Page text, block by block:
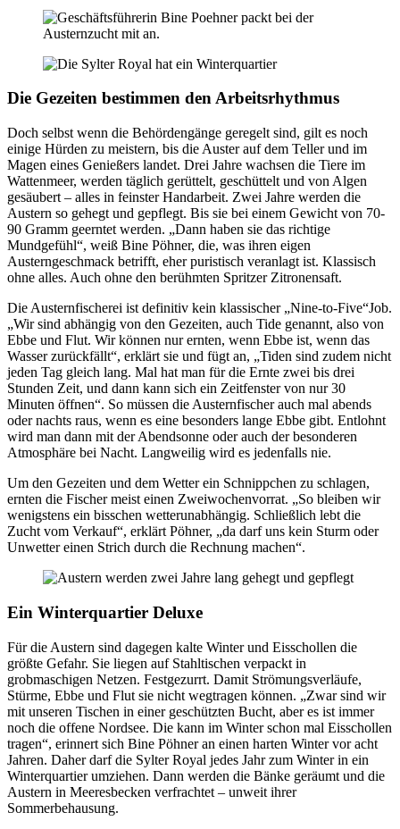
Die Gezeiten bestimmen den Arbeitsrhythmus
Doch selbst wenn die Behördengänge geregelt sind, gilt es noch
einige Hürden zu meistern, bis die Auster auf dem Teller und im
Magen eines Genießers landet. Drei Jahre wachsen die Tiere im
Wattenmeer, werden täglich gerüttelt, geschüttelt und von Algen
gesäubert – alles in feinster Handarbeit. Zwei Jahre werden die
Austern so gehegt und gepflegt. Bis sie bei einem Gewicht von 70-
90 Gramm geerntet werden. „Dann haben sie das richtige
Mundgefühl“, weiß Bine Pöhner, die, was ihren eigen
Austerngeschmack betrifft, eher puristisch veranlagt ist. Klassisch
ohne alles. Auch ohne den berühmten Spritzer Zitronensaft.
Die Austernfischerei ist definitiv kein klassischer „Nine-to-Five“Job.
„Wir sind abhängig von den Gezeiten, auch Tide genannt, also von
Ebbe und Flut. Wir können nur ernten, wenn Ebbe ist, wenn das
Wasser zurückfällt“, erklärt sie und fügt an, „Tiden sind zudem nicht
jeden Tag gleich lang. Mal hat man für die Ernte zwei bis drei
Stunden Zeit, und dann kann sich ein Zeitfenster von nur 30
Minuten öffnen“. So müssen die Austernfischer auch mal abends
oder nachts raus, wenn es eine besonders lange Ebbe gibt. Entlohnt
wird man dann mit der Abendsonne oder auch der besonderen
Atmosphäre bei Nacht. Langweilig wird es jedenfalls nie.
Um den Gezeiten und dem Wetter ein Schnippchen zu schlagen,
ernten die Fischer meist einen Zweiwochenvorrat. „So bleiben wir
wenigstens ein bisschen wetterunabhängig. Schließlich lebt die
Zucht vom Verkauf“, erklärt Pöhner, „da darf uns kein Sturm oder
Unwetter einen Strich durch die Rechnung machen“.
Ein Winterquartier Deluxe
Für die Austern sind dagegen kalte Winter und Eisschollen die
größte Gefahr. Sie liegen auf Stahltischen verpackt in
grobmaschigen Netzen. Festgezurrt. Damit Strömungsverläufe,
Stürme, Ebbe und Flut sie nicht wegtragen können. „Zwar sind wir
mit unseren Tischen in einer geschützten Bucht, aber es ist immer
noch die offene Nordsee. Die kann im Winter schon mal Eisschollen
tragen“, erinnert sich Bine Pöhner an einen harten Winter vor acht
Jahren. Daher darf die Sylter Royal jedes Jahr zum Winter in ein
Winterquartier umziehen. Dann werden die Bänke geräumt und die
Austern in Meeresbecken verfrachtet – unweit ihrer
Sommerbehausung.